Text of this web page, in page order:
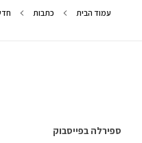
עמוד הבית כתבות
ספירלה בפייסבוק